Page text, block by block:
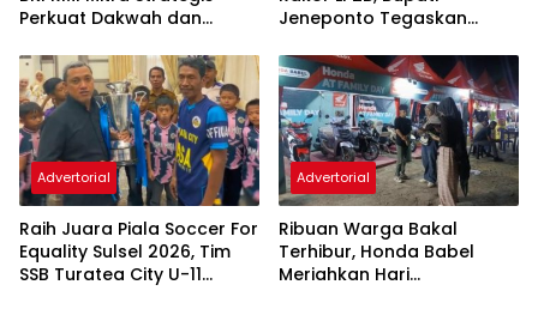
Perkuat Dakwah dan
Jeneponto Tegaskan
Pertanian
Advertorial
Raih Juara Piala Soccer For
Equality Sulsel 2026, Tim
SSB Turatea City U-11
Advertorial
Ribuan Warga Bakal
Terhibur, Honda Babel
Meriahkan Hari